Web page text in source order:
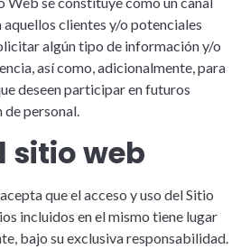
clientes y/o potenciales
algún tipo de información y/o
así como, adicionalmente, para
deseen participar en futuros
de personal.
sitio web
que el acceso y uso del Sitio
incluidos en el mismo tiene lugar
bajo su exclusiva responsabilidad.